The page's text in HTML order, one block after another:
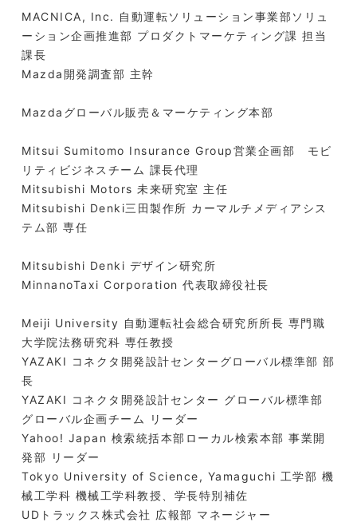
MACNICA, Inc. 自動運転ソリューション事業部ソリュ
ーション企画推進部 プロダクトマーケティング課 担当
課長
Mazda開発調査部 主幹
Mazdaグローバル販売＆マーケティング本部
Mitsui Sumitomo Insurance Group営業企画部 モビ
リティビジネスチーム 課長代理
Mitsubishi Motors 未来研究室 主任
Mitsubishi Denki三田製作所 カーマルチメディアシス
テム部 専任
Mitsubishi Denki デザイン研究所
MinnanoTaxi Corporation 代表取締役社長
Meiji University 自動運転社会総合研究所所長 専門職
大学院法務研究科 専任教授
YAZAKI コネクタ開発設計センターグローバル標準部 部
長
YAZAKI コネクタ開発設計センター グローバル標準部
グローバル企画チーム リーダー
Yahoo! Japan 検索統括本部ローカル検索本部 事業開
発部 リーダー
Tokyo University of Science, Yamaguchi 工学部 機
械工学科 機械工学科教授、学長特別補佐
UDトラックス株式会社 広報部 マネージャー